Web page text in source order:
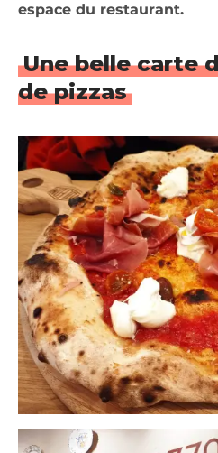
espace du restaurant.
Une belle carte
de pizzas